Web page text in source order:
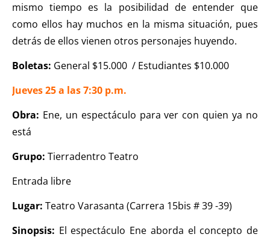
mismo tiempo es la posibilidad de entender que
como ellos hay muchos en la misma situación, pues
detrás de ellos vienen otros personajes huyendo.
Boletas: General $15.000 / Estudiantes $10.000
Jueves 25 a las 7:30 p.m.
Obra: Ene, un espectáculo para ver con quien ya no
está
Grupo: Tierradentro Teatro
Entrada libre
Lugar: Teatro Varasanta (Carrera 15bis # 39 -39)
Sinopsis: El espectáculo Ene aborda el concepto de